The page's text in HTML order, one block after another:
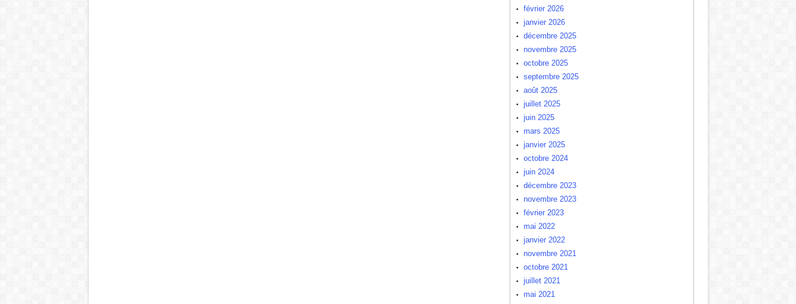
février 2026
janvier 2026
décembre 2025
novembre 2025
octobre 2025
septembre 2025
août 2025
juillet 2025
juin 2025
mars 2025
janvier 2025
octobre 2024
juin 2024
décembre 2023
novembre 2023
février 2023
mai 2022
janvier 2022
novembre 2021
octobre 2021
juillet 2021
mai 2021